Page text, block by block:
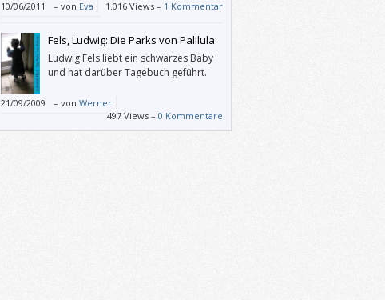
derart farblos, tranig und an den
falschen Stellen detailverliebt zu erzählen.
10/06/2011 – von Eva 1.016 Views – 1 Kommentar
Fels, Ludwig: Die Parks von Palilula
Ludwig Fels liebt ein schwarzes Baby
und hat darüber Tagebuch geführt.
21/09/2009 – von Werner
497 Views – 0 Kommentare